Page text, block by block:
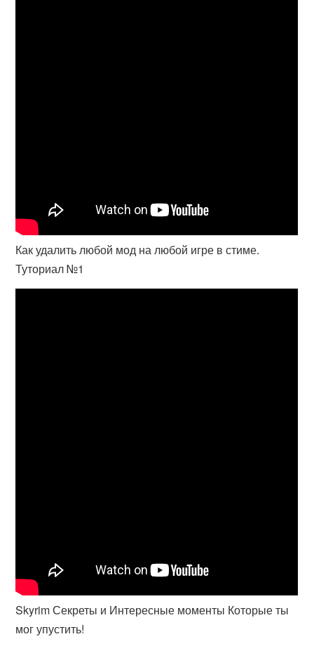
Как удалить любой мод на любой игре в стиме.
Туториал №1
Skyrim Секреты и Интересные моменты Которые ты
мог упустить!